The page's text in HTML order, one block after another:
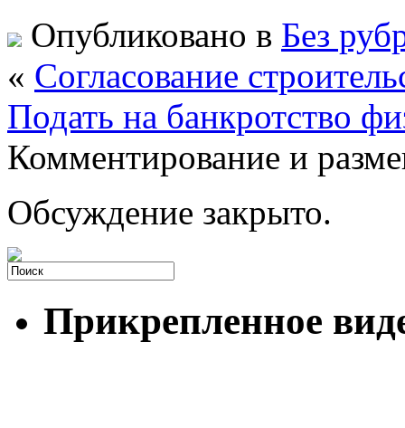
Опубликовано в Без
« Cогласование
Подать на банкротство
Комментирование и
Обсуждение закрыто.
Прикрепленное